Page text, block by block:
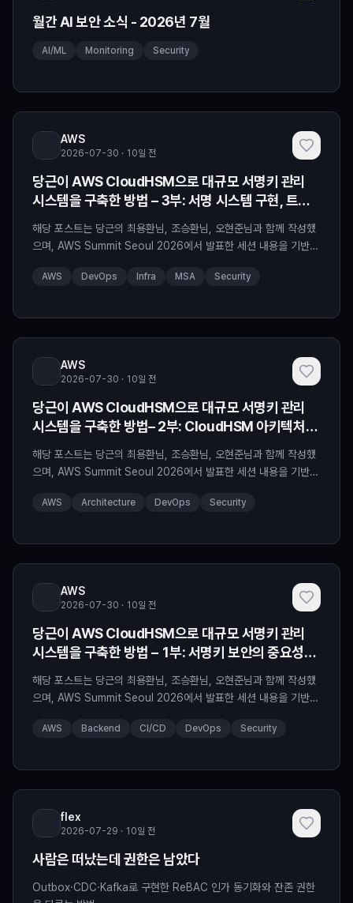
월간 AI 보안 소식 - 2026년 7월
AI/ML Monitoring Security
AWS
2026-07-30 · 10일 전
당근이 AWS CloudHSM으로 대규모 서명키 관리
시스템을 구축한 방법 – 3부: 서명 시스템 구현, 트러
블슈팅, 무중단 키 전환
해당 포스트는 당근의 최용환님, 조승환님, 오현준님과 함께 작성했
으며, AWS Summit Seoul 2026에서 발표한 세션 내용을 기반으
하이브리드 전략을 선택한 과정을, 2부에서는 CloudHSM 아키텍
이 인프라 위에서 서명 시스템을 어떻게 구현했는지, PKCS#11 기
AWS DevOps Infra MSA Security
AWS
2026-07-30 · 10일 전
당근이 AWS CloudHSM으로 대규모 서명키 관리
시스템을 구축한 방법– 2부: CloudHSM 아키텍처와
해당 포스트는 당근의 최용환님, 조승환님, 오현준님과 함께 작성했
으며, AWS Summit Seoul 2026에서 발표한 세션 내용을 기반으
AWS CloudHSM과 AWS KMS를 비교하여 하이브리드 전략을 선
어떻게 설계했는지, 그리고 서명키에 대한 접근을 어떻게 다계층으
AWS Architecture DevOps Security
AWS
2026-07-30 · 10일 전
당근이 AWS CloudHSM으로 대규모 서명키 관리
시스템을 구축한 방법 – 1부: 서명키 보안의 중요성과
해당 포스트는 당근의 최용환님, 조승환님, 오현준님과 함께 작성했
으며, AWS Summit Seoul 2026에서 발표한 세션 내용을 기반으
2,100만 이상의 월간 활성 사용자(MAU)와 4,300만 이상의 누적
자 기반을 대상으로 하루 평균 6,500만 건 이상의 JWT 토큰 서명
AWS Backend CI/CD DevOps Security
flex
2026-07-29 · 10일 전
사람은 떠났는데 권한은 남았다
Outbox·CDC·Kafka로 구현한 ReBAC 인가 동기화와 잔존 권한